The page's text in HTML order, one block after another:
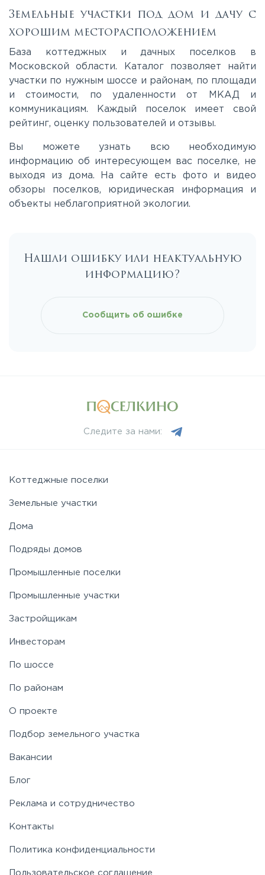
Киевское
Минское
Новорижское
Симферопольское
Фряновское
Ярославское
Земельные участки под дом и дачу с
хорошим месторасположением
База коттеджных и дачных поселков в
Московской области. Каталог позволяет найти
участки по нужным шоссе и районам, по площади
и стоимости, по удаленности от МКАД и
коммуникациям. Каждый поселок имеет свой
рейтинг, оценку пользователей и отзывы.
Вы можете узнать всю необходимую
информацию об интересующем вас поселке, не
выходя из дома. На сайте есть фото и видео
обзоры поселков, юридическая информация и
объекты неблагоприятной экологии.
Нашли ошибку или неактуальную
информацию?
Сообщить об ошибке
Следите за нами:
Коттеджные поселки
Земельные участки
Дома
Подряды домов
Промышленные поселки
Промышленные участки
Застройщикам
Инвесторам
По шоссе
По районам
О проекте
Подбор земельного участка
Вакансии
Блог
Реклама и сотрудничество
Контакты
Политика конфиденциальности
Пользовательское соглашение